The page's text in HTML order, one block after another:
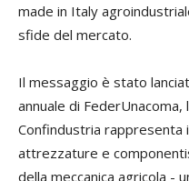
made in Italy
sfide del mercato.
Il messaggio è stato
annuale di
Confindustria rappresenta
attrezzature e
della meccanica agricola -